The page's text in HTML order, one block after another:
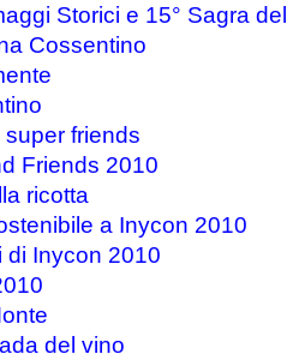
Storici e 15° Sagra
Cossentino
friends
Friends 2010
ricotta
a Inycon 2010
di Inycon 2010
del vino